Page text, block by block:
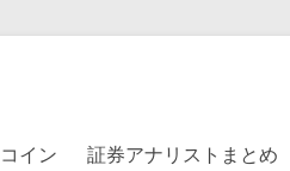
イン 証券アナリストまとめ